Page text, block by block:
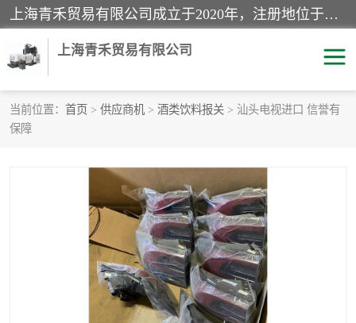
上海青禾贸易有限公司成立于2020年，注册地位于上海市宝山区。经营范围包括：机械设备、五金制品、劳防用品、电子产品、塑胶制品、家具、模具、纺织品、仪器仪表、建筑材料、装饰材料、化工产品、金属制品、机车配件等货物进出口报关、清关服务。
上海青禾贸易有限公司
当前位置： 首页 > 供应商机 > 酒类饮料报关 > 汕头电视进口 信誉有
保障
酒类饮料报关
服装进口清关
进口杂货清关
家用电器报关 机床进口清关
国际灯具清关